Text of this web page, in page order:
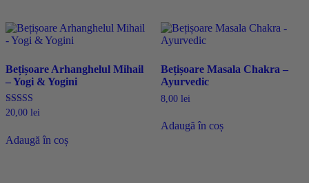
Bețișoare Arhanghelul Mihail
– Yogi & Yogini
Evaluat la
20,00 lei
Adaugă în coș
Bețișoare Masala Chakra –
Ayurvedic
8,00 lei
Adaugă în coș